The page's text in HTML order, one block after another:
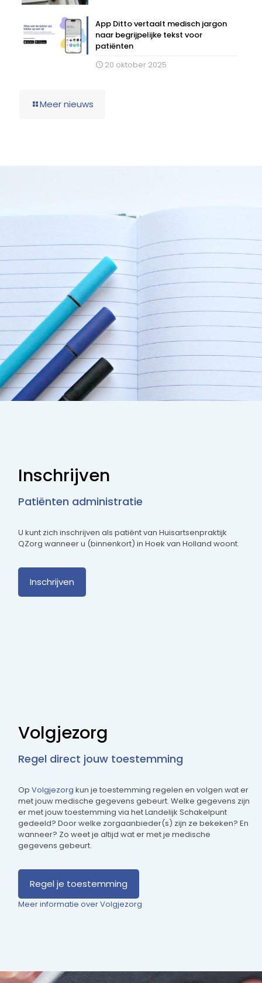
App Ditto vertaalt medisch jargon
naar begrijpelijke tekst voor
patiënten
20 oktober 2025
Meer nieuws
Inschrijven
Patiënten administratie
U kunt zich inschrijven als patiënt van Huisartsenpraktijk
QZorg wanneer u (binnenkort) in Hoek van Holland woont.
Inschrijven
Volgjezorg
Regel direct jouw toestemming
OpVolgjezorg kun je toestemming regelen en volgen wat er
met jouw medische gegevens gebeurt. Welke gegevens zijn
er met jouw toestemming via het Landelijk Schakelpunt
gedeeld? Door welke zorgaanbieder(s) zijn ze bekeken? En
wanneer? Zo weet je altijd wat er met je medische
gegevens gebeurt.
Regel je toestemming
Meer informatie over Volgjezorg